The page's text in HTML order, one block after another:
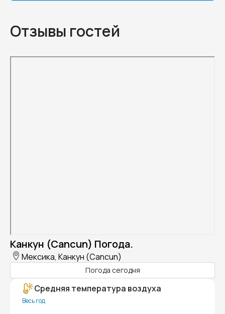
Отзывы гостей
Канкун (Cancun) Погода.
Мексика, Канкун (Cancun)
Погода сегодня
Средняя температура воздуха
Весь год